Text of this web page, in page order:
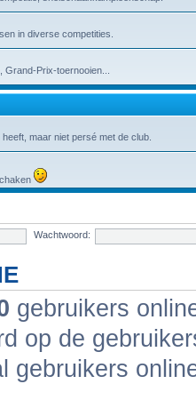
in diverse competities.
Prix-toernooien...
maar niet persé met de club.
Wachtwoord:
gebruikers
op de
gebruikers